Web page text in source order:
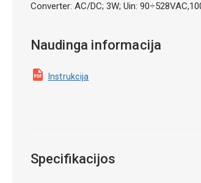
Converter: AC/DC; 3W; Uin:
Naudinga informacija
Instrukcija
Specifikacijos